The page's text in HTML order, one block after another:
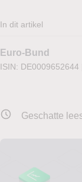
In dit artikel
Euro-Bund
ISIN: DE0009652644
Geschatte